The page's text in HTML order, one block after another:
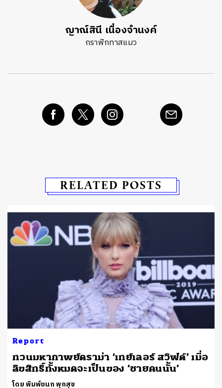
ญาณ์สินี เนื่องจำนงค์
กราฟิกทาสแมว
RELATED POSTS
Report
ทวนมหากาพย์ดราม่า ‘เทย์เลอร์ สวิฟต์’ เมื่อ
ลิขสิทธิ์ทั้งหมดจะเป็นของ ‘ชายคนนั้น’
โดย พิมพ์ชนก พุกสุข